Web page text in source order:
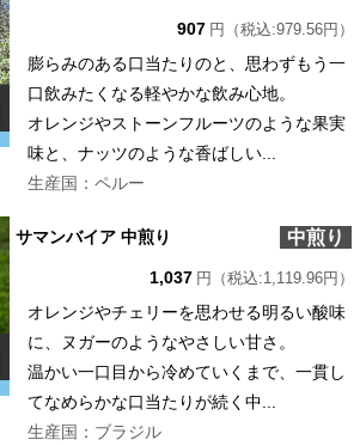
907 円（税込:979.56円）
膨らみのある口当たりのと、思わずもう一
口飲みたくなる軽やかな飲み心地。
オレンジやストーンフルーツのような果実
味と、ナッツのような香ばしい...
生産国：ペルー
サマンバイア 中煎り 中煎り
1,037 円（税込:1,119.96円）
オレンジやチェリーを思わせる明るい酸味
に、ヌガーのようなやさしい甘さ。
温かい一口目から冷めていくまで、一貫し
てなめらかな口当たりが続く中...
生産国：ブラジル